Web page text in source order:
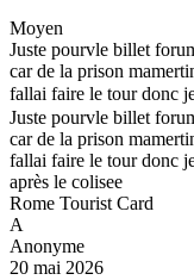
Moyen
Juste pourvle billet
car de la prison
fallai faire le tour donc
Juste pourvle billet
car de la prison
fallai faire le tour donc
après le colisee
Rome Tourist Card
A
Anonyme
20 mai 2026